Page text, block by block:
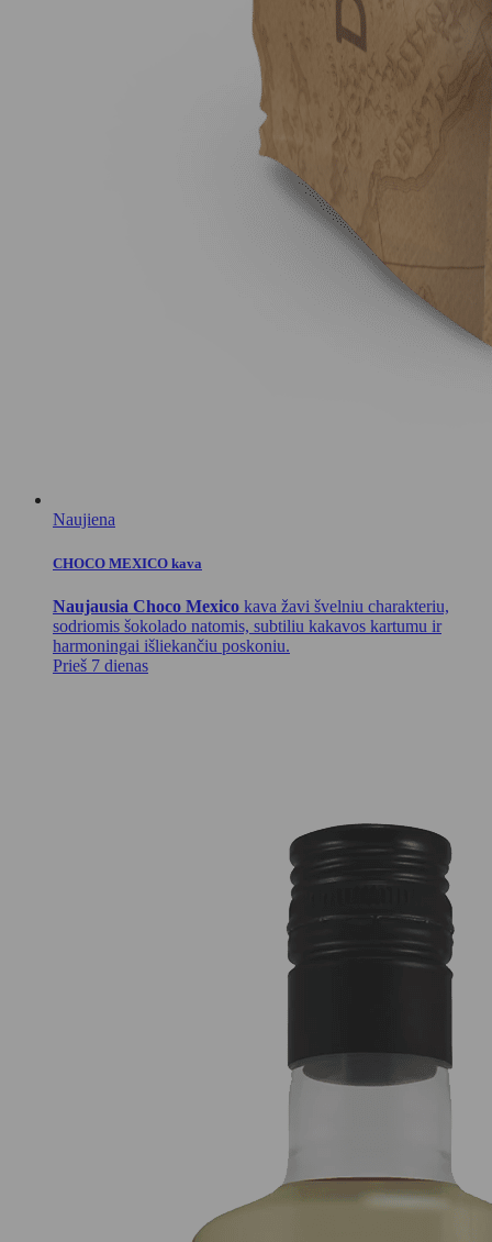
Naujiena
CHOCO MEXICO kava
Naujausia Choco Mexico kava žavi švelniu charakteriu,
sodriomis šokolado natomis, subtiliu kakavos kartumu ir
harmoningai išliekančiu poskoniu.
Prieš 7 dienas